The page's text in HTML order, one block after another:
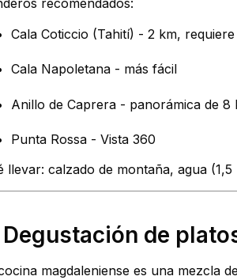
recomendados:
Cala Coticcio (Tahití) - 2 km,
Cala Napoletana - más fácil
Anillo de Caprera - panorámica de 8
Punta Rossa - Vista 360
llevar: calzado de montaña, agua
Degustación de
magdaleniense es una mezcla